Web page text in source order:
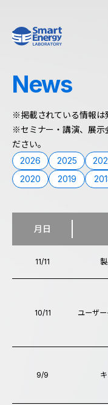
News
※掲載されている情報は
※セミナー・講演、展示
ださい。
2026
2025
2020
2019
月日
11/11
10/11 ユーザ
9/9